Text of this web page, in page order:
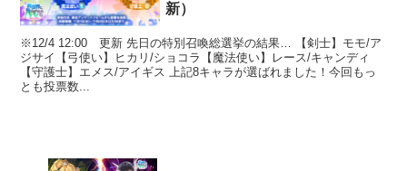
新）
※12/4 12:00 更新 先日の特別召喚総選挙の結果… 【剣士】モモ/ア
ジサイ【弓使い】ヒカリ/ショコラ【魔法使い】レース/キャンディ
【守護士】エメス/アイギス 上記8キャラが選ばれました！今回もっ
とも投票数...